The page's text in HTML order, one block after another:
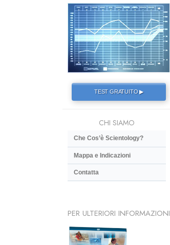
TEST GRATUITO ▶
CHI SIAMO
Che Cos’è Scientology?
Mappa e Indicazioni
Contatta
PER ULTERIORI INFORMAZIONI